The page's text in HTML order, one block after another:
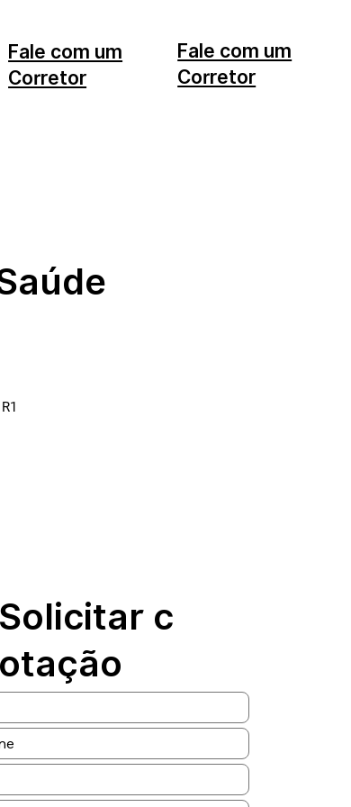
Fale com um
Corretor
Fale com um
Corretor
Solicitar c
otação